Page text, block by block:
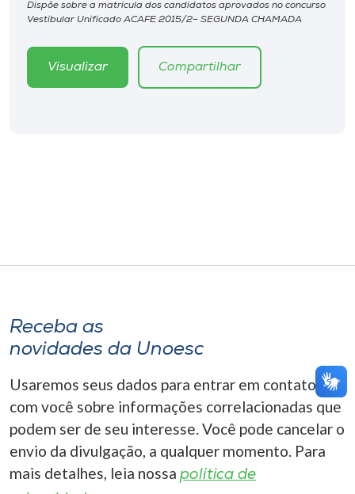
Museu
Unoesc
Dispõe sobre a matrícula dos candidatos aprovados no concurso
Vestibular Unificado ACAFE 2015/2– SEGUNDA CHAMADA
Visualizar Compartilhar
Receba as
novidades da Unoesc
Usaremos seus dados para entrar em contato
com você sobre informações correlacionadas que
podem ser de seu interesse. Você pode cancelar o
envio da divulgação, a qualquer momento. Para
mais detalhes, leia nossa política de